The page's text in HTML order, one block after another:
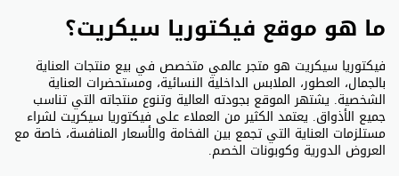
ما هو موقع فيكتوريا سيكريت؟
فيكتوريا سيكريت هو متجر عالمي متخصص في بيع منتجات العناية
بالجمال، العطور، الملابس الداخلية النسائية، ومستحضرات العناية
الشخصية. يشتهر الموقع بجودته العالية وتنوع منتجاته التي تناسب
جميع الأذواق. يعتمد الكثير من العملاء على فيكتوريا سيكريت لشراء
مستلزمات العناية التي تجمع بين الفخامة والأسعار المنافسة، خاصة مع
العروض الدورية وكوبونات الخصم.